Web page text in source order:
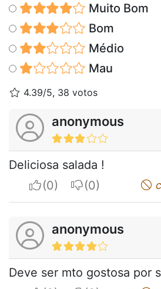
Muito Bom
Bom
Médio
Mau
4.39/5, 38 votos
anonymous
Deliciosa salada !
I apreciateI do not
anonymous
Deve ser mto gostosa por